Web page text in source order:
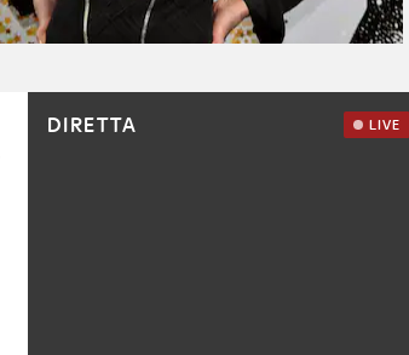
DIRETTA LIVE